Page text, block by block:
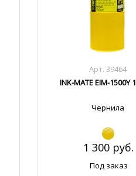
Арт. 39464
INK-MATE EIM-1500Y
Чернила
1 300 руб.
Под заказ